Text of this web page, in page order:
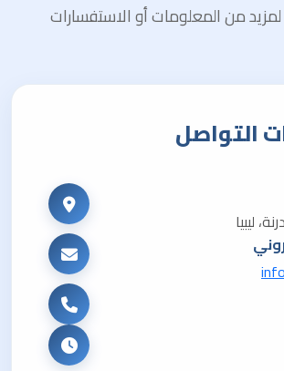
من المعلومات أو الاستفسارات
التواصل
ليبيا